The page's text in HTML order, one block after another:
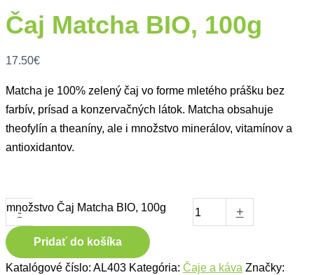
Čaj Matcha BIO, 100g
17.50€
Matcha je 100% zelený čaj vo forme mletého prášku bez
farbív, prísad a konzervačných látok. Matcha obsahuje
theofylín a theaníny, ale i množstvo minerálov, vitamínov a
antioxidantov.
-
množstvo Čaj Matcha BIO, 100g +
Pridať do košíka
Katalógové číslo: AL403 Kategória: Čaje a káva Značky: